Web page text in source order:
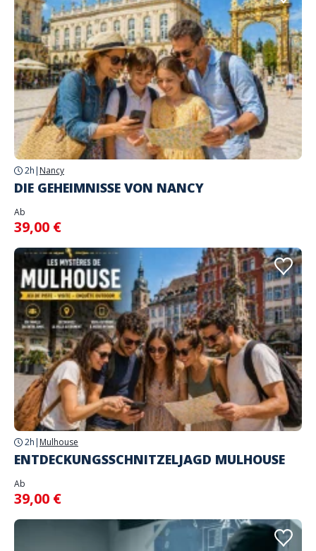
2h | Nancy
DIE GEHEIMNISSE VON NANCY
Ab
39,00 €
2h | Mulhouse
ENTDECKUNGSSCHNITZELJAGD MULHOUSE
Ab
39,00 €